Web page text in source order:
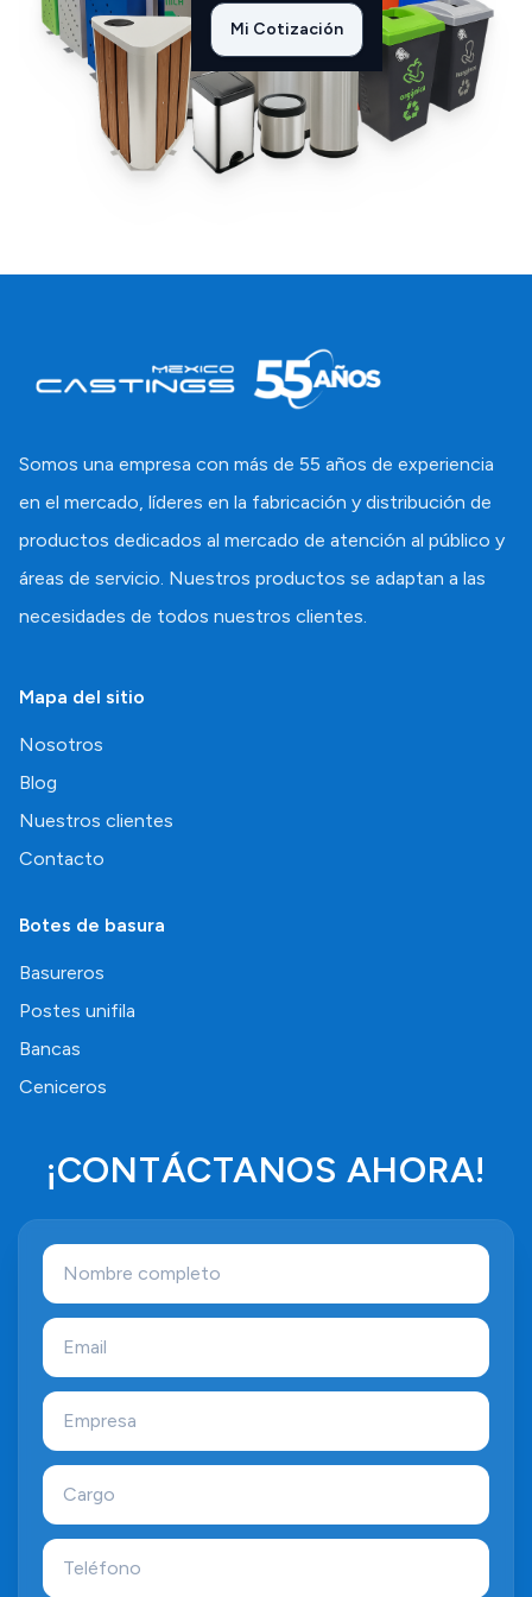
Mi Cotización
Somos una empresa con más de 55 años de experiencia
en el mercado, líderes en la fabricación y distribución de
productos dedicados al mercado de atención al público y
áreas de servicio. Nuestros productos se adaptan a las
necesidades de todos nuestros clientes.
Mapa del sitio
Nosotros
Blog
Nuestros clientes
Contacto
Botes de basura
Basureros
Postes unifila
Bancas
Ceniceros
¡CONTÁCTANOS AHORA!